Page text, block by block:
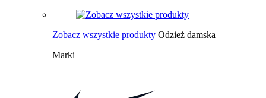
Zobacz wszystkie produkty Odzież damska
Marki